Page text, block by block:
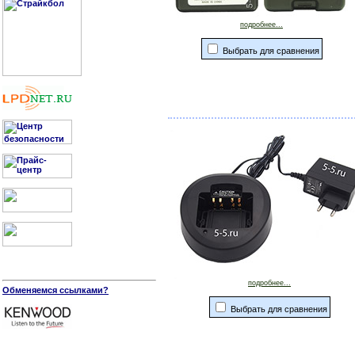
Обменяемся ссылками?
подробнее...
Выбрать для сравнения
подробнее...
Выбрать для сравнения